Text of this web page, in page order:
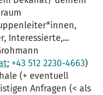
Interessierte,...
; +43 512 2230-4663)
(+ eventuell
Anfragen (< als